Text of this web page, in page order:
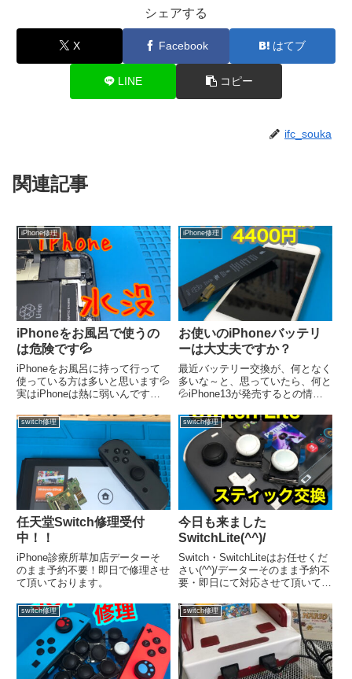
シェアする
X Facebook はてブ
LINE コピー
ifc_souka
関連記事
iPhone修理
iPhoneをお風呂で使うの
は危険です💦
iPhoneをお風呂に持って行って
使っている方は多いと思います💦
実はiPhoneは熱に弱いんです💦
思っていると大間違い💦iPhone
のケースとパネルは防水テープで
張り付けているのですが年数がた
つとだんだん劣化し...
iPhone修理
お使いのiPhoneバッテリ
ーは大丈夫ですか？
最近バッテリー交換が、何となく
多いな～と、思っていたら、何と
💦iPhone13が発売するとの情報
今のiPhoneをバッテリーを交換
して使うか悩む所ですよね(^^)/当
店では未だにファンが多い初代
iPhone...
switch修理
任天堂Switch修理受付
中！！
iPhone診療所草加店データーそ
のまま予約不要！即日で修理させ
て頂いております。
switch修理
今日も来ました
SwitchLite(^^)/
Switch・SwitchLiteはお任せくだ
さい(^^)/データーそのまま予約不
要・即日にて対応させて頂いてお
switch修理 switch修理